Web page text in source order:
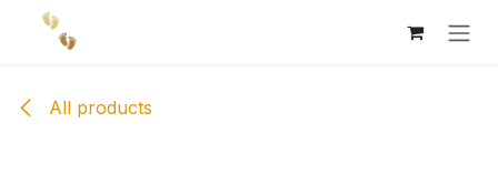
Skip to Content
All products